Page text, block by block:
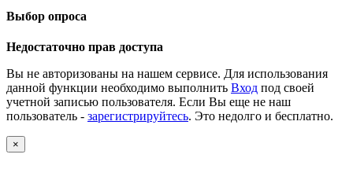
Выбор опроса
Недостаточно прав доступа
Вы не авторизованы на нашем сервисе. Для использования
данной функции необходимо выполнить Вход под своей
учетной записью пользователя. Если Вы еще не наш
пользователь - зарегистрируйтесь. Это недолго и бесплатно.
×